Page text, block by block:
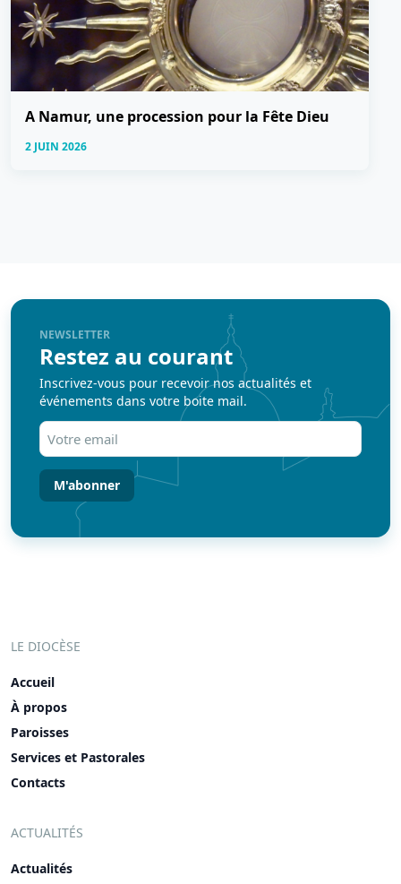
A Namur, une procession pour la Fête Dieu
2 JUIN 2026
NEWSLETTER
Restez au courant
Inscrivez-vous pour recevoir nos actualités et
événements dans votre boite mail.
Votre
email
(Nécessaire)
LE DIOCÈSE
Accueil
À propos
Paroisses
Services et Pastorales
Contacts
ACTUALITÉS
Actualités